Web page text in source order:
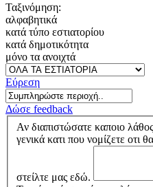
Ταξινόμηση:
αλφαβητικά
κατά τύπο εστιατορίου
κατά δημοτικότητα
μόνο τα ανοιχτά
Εύρεση
Δώσε feedback
Αν διαπιστώσατε καποιο
γενικά κατι που νομίζετε οτι
στείλτε μας εδώ.